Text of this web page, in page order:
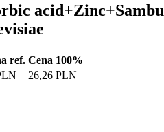
ref. Cena 100%
26,26 PLN